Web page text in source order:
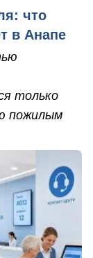
что
в Анапе
только
пожилым